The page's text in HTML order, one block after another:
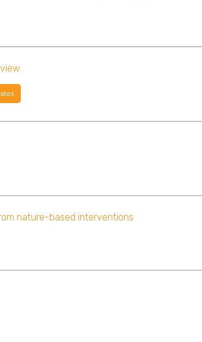
nature-based interventions